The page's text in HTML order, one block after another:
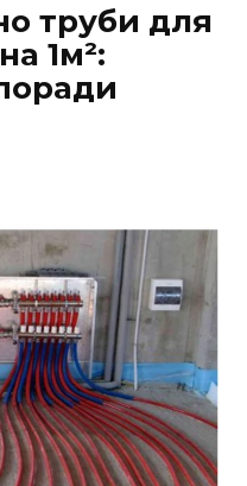
труби для
1м²: